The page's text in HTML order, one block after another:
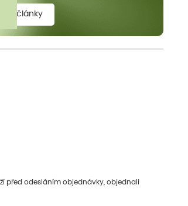
články
před odesláním objednávky, objednali